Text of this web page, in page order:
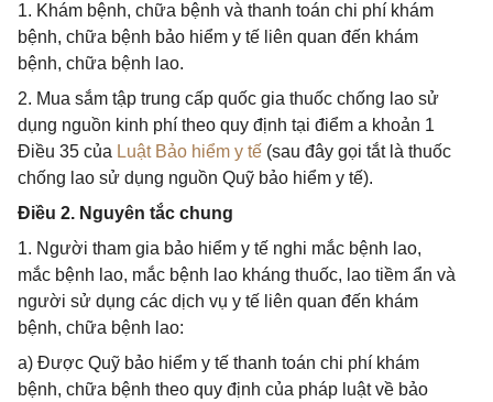
1. Khám bệnh, chữa bệnh và thanh toán chi phí khám
bệnh, chữa bệnh bảo hiểm y tế liên quan đến khám
bệnh, chữa bệnh lao.
2. Mua sắm tập trung cấp quốc gia thuốc chống lao sử
dụng nguồn kinh phí theo quy định tại điểm a khoản 1
Điều 35 của Luật Bảo hiểm y tế (sau đây gọi tắt là thuốc
chống lao sử dụng nguồn Quỹ bảo hiểm y tế).
Điều 2. Nguyên tắc chung
1. Người tham gia bảo hiểm y tế nghi mắc bệnh lao,
mắc bệnh lao, mắc bệnh lao kháng thuốc, lao tiềm ẩn và
người sử dụng các dịch vụ y tế liên quan đến khám
bệnh, chữa bệnh lao:
a) Được Quỹ bảo hiểm y tế thanh toán chi phí khám
bệnh, chữa bệnh theo quy định của pháp luật về bảo